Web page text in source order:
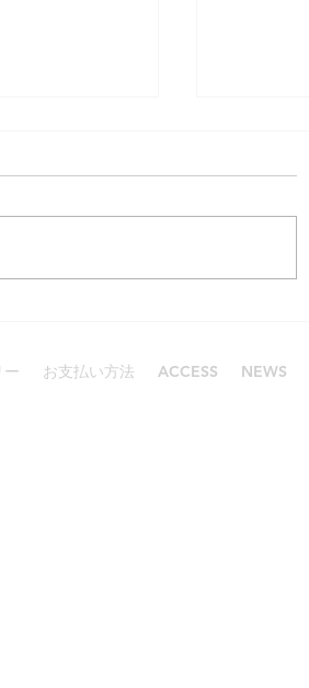
ー お支払い方法 ACCESS NEWS